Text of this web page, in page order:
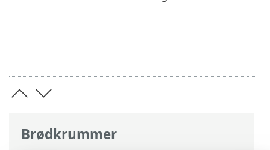
Brødkrummer